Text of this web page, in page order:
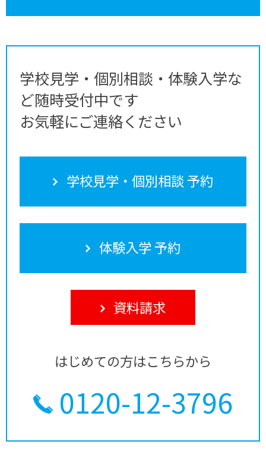
学校見学・個別相談・体験入学な
ど随時受付中です
お気軽にご連絡ください
学校見学・個別相談 予約
体験入学 予約
資料請求
はじめての方はこちらから
0120-12-3796